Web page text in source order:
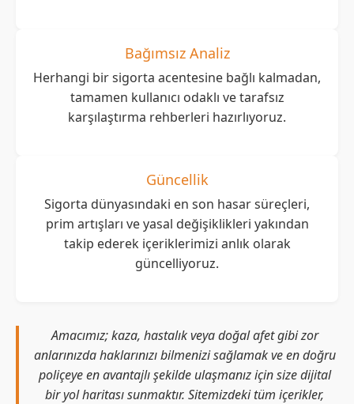
Bağımsız Analiz
Herhangi bir sigorta acentesine bağlı kalmadan,
tamamen kullanıcı odaklı ve tarafsız
karşılaştırma rehberleri hazırlıyoruz.
Güncellik
Sigorta dünyasındaki en son hasar süreçleri,
prim artışları ve yasal değişiklikleri yakından
takip ederek içeriklerimizi anlık olarak
güncelliyoruz.
Amacımız; kaza, hastalık veya doğal afet gibi zor
anlarınızda haklarınızı bilmenizi sağlamak ve en doğru
poliçeye en avantajlı şekilde ulaşmanız için size dijital
bir yol haritası sunmaktır. Sitemizdeki tüm içerikler,